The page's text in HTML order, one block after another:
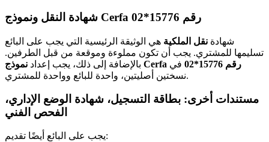
شهادة النقل ونموذج Cerfa رقم 15776*02
شهادة نقل الملكية هي الوثيقة الرئيسية التي يجب على البائع
تسليمها للمشتري. يجب أن تكون مملوءة وموقعة من قبل الطرفين.
بالإضافة إلى ذلك، يجب إعداد
نموذج Cerfa رقم 15776*02
في
نسختين أصليتين، واحدة للبائع وواحدة للمشتري.
مستندات أخرى: بطاقة التسجيل، شهادة الوضع الإداري،
الفحص الفني
يجب على البائع أيضًا تقديم: